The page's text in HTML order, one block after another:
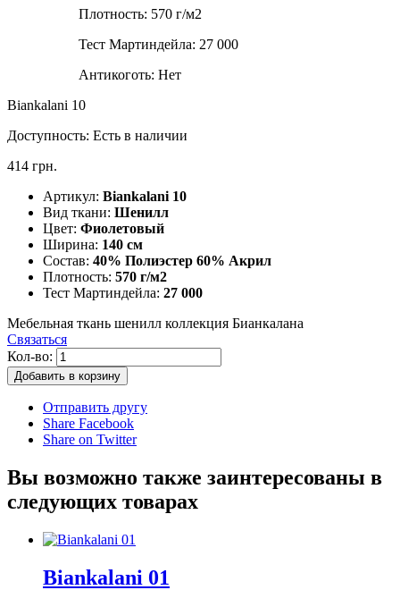
Плотность: 570 г/м2
Тест Мартиндейла: 27 000
Антикоготь: Нет
Biankalani 10
Доступность: Есть в наличии
414 грн.
Артикул: Biankalani 10
Вид ткани: Шенилл
Цвет: Фиолетовый
Ширина: 140 см
Состав: 40% Полиэстер 60% Акрил
Плотность: 570 г/м2
Тест Мартиндейла: 27 000
Мебельная ткань шенилл коллекция Бианкалана
Связаться
Кол-во:
Добавить в корзину
Отправить другу
Share Facebook
Share on Twitter
Вы возможно также заинтересованы в
следующих товарах
Biankalani 01